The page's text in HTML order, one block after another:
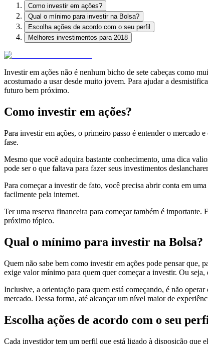
Como investir em ações?
Qual o mínimo para investir na Bolsa?
Escolha ações de acordo com o seu perfil
Melhores investimentos para 2018
Investir em ações não é nenhum bicho de sete cabeças como
acostumado a usar desde muito jovem. Para ajudar a
futuro bem próximo.
Como investir em ações?
Para investir em ações, o primeiro passo é entender o mercado
fase.
Mesmo que você adquira bastante conhecimento, uma dica
pode ser o que faltava para fazer seus investimentos
Para começar a investir de fato, você precisa abrir conta em
facilmente pela internet.
Ter uma reserva financeira para começar também é
próximo tópico.
Qual o mínimo para investir na Bolsa?
Quem não sabe bem como investir em ações pode pensar que,
exige valor mínimo para quem quer começar a investir. Ou
Inclusive, a orientação para quem está começando, é não
mercado. Dessa forma, até alcançar um nível maior de
Escolha ações de acordo com o seu
Cada investidor tem um perfil que está ligado à disposição que